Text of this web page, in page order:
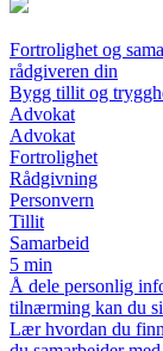
Fortrolighet og
rådgiveren din
Bygg tillit og
Advokat
Advokat
Fortrolighet
Rådgivning
Personvern
Tillit
Samarbeid
5 min
Å dele personlig
tilnærming kan du
Lær hvordan du